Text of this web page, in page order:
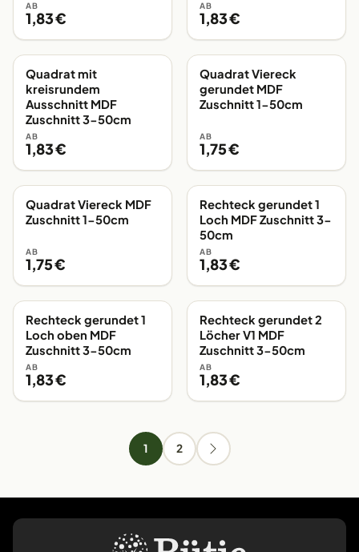
AB
1,83 €
AB
1,83 €
EIGENE FERTIGUNG
Quadrat mit
kreisrundem
Ausschnitt MDF
Zuschnitt 3-50cm
AB
1,83 €
EIGENE FERTIGUNG
Quadrat Viereck
gerundet MDF
Zuschnitt 1-50cm
AB
1,75 €
EIGENE FERTIGUNG
Quadrat Viereck MDF
Zuschnitt 1-50cm
AB
1,75 €
EIGENE FERTIGUNG
Rechteck gerundet 1
Loch MDF Zuschnitt 3-
50cm
AB
1,83 €
EIGENE FERTIGUNG
Rechteck gerundet 1
Loch oben MDF
Zuschnitt 3-50cm
AB
1,83 €
EIGENE FERTIGUNG
Rechteck gerundet 2
Löcher V1 MDF
Zuschnitt 3-50cm
AB
1,83 €
1 2